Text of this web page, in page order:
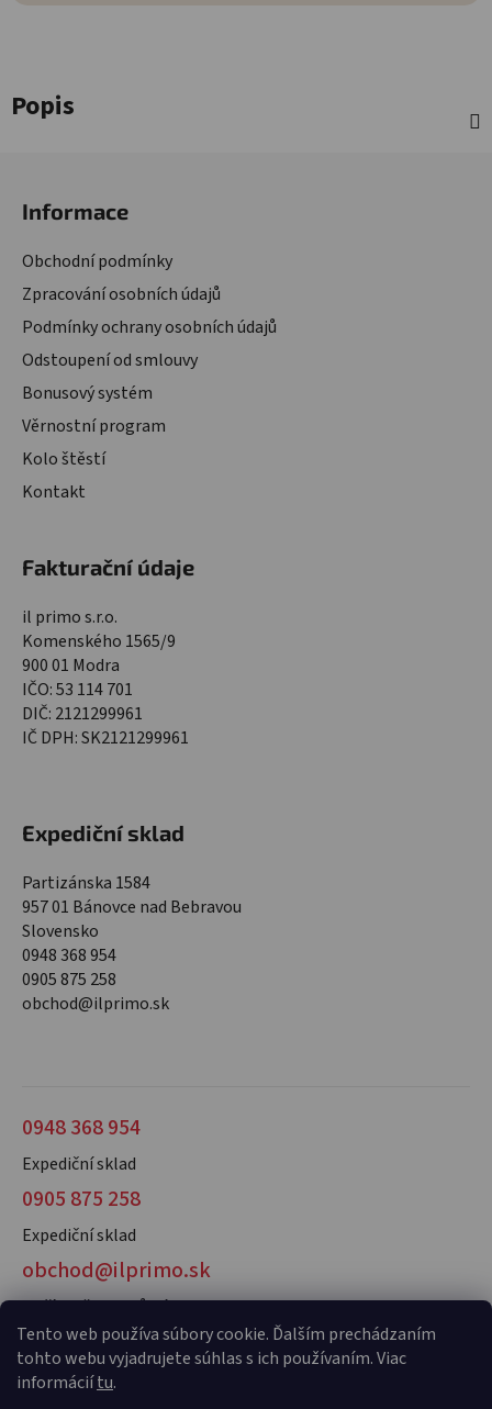
Tento web používa súbory cookie. Ďalším prechádzaním
tohto webu vyjadrujete súhlas s ich používaním. Viac
informáciítu.
Popis
Informace
Obchodní podmínky
Zpracování osobních údajů
Podmínky ochrany osobních údajů
Odstoupení od smlouvy
Bonusový systém
Věrnostní program
Kolo štěstí
Kontakt
Fakturační údaje
il primo s.r.o.
Komenského 1565/9
900 01 Modra
IČO: 53 114 701
DIČ: 2121299961
IČ DPH: SK2121299961
Expediční sklad
Partizánska 1584
957 01 Bánovce nad Bebravou
Slovensko
0948 368 954
0905 875 258
obchod@ilprimo.sk
0948 368 954
Expediční sklad
0905 875 258
Expediční sklad
obchod@ilprimo.sk
V případě dotazů nás kontaktujte